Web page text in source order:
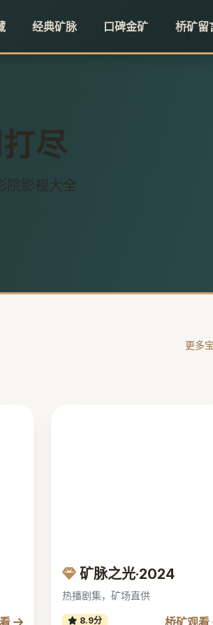
经典矿脉 口碑金矿 桥矿留
尽
院影视大全
更多
矿脉之光·2024
热播剧集，矿场直供
8.9分 桥矿观看